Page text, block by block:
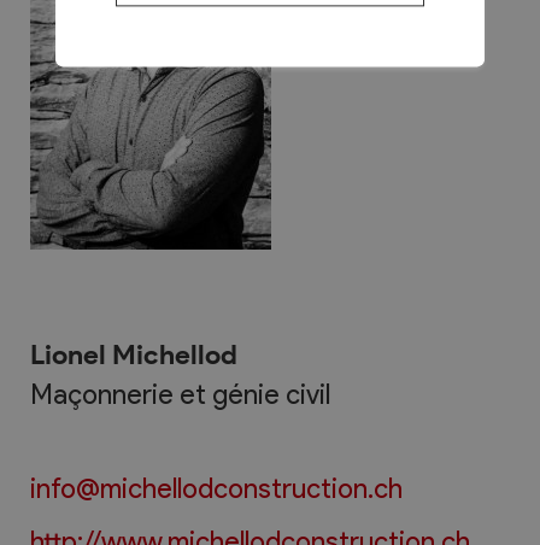
Lionel Michellod
Maçonnerie et génie civil
info@michellodconstruction.ch